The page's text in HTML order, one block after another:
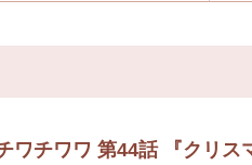
ワチワワ 第44話 『クリ